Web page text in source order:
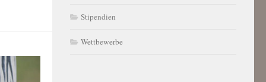
Stipendien
Wettbewerbe